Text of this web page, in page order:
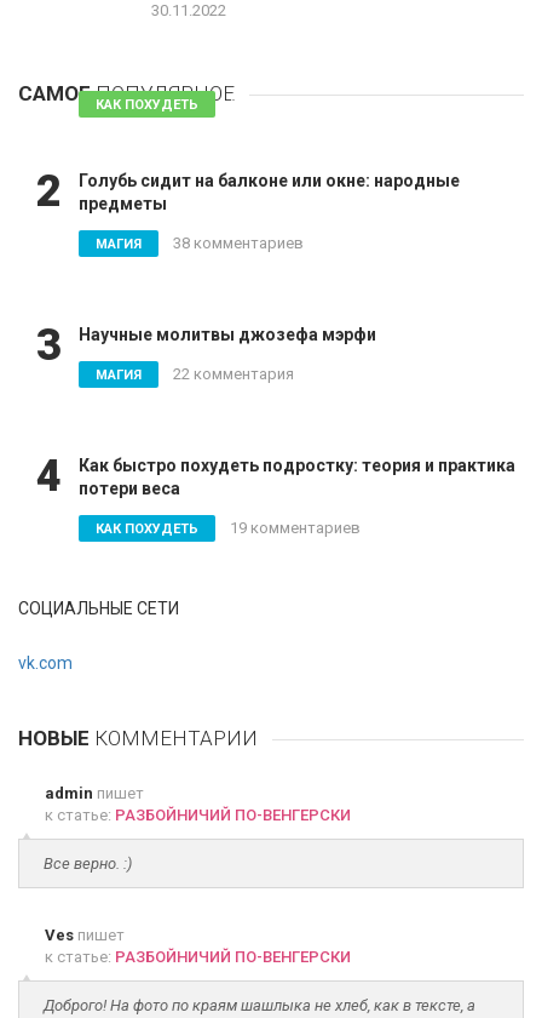
30.11.2022
САМОЕПОПУЛЯРНОЕ
КАК ПОХУДЕТЬ 81 комментарий
2
Голубь сидит на балконе или окне: народные
предметы
МАГИЯ 38 комментариев
3 Научные молитвы джозефа мэрфи
МАГИЯ 22 комментария
4
Как быстро похудеть подростку: теория и практика
потери веса
КАК ПОХУДЕТЬ 19 комментариев
СОЦИАЛЬНЫЕ СЕТИ
vk.com
НОВЫЕ КОММЕНТАРИИ
admin пишет
к статье: РАЗБОЙНИЧИЙ ПО-ВЕНГЕРСКИ
Все верно. :)
Ves пишет
к статье: РАЗБОЙНИЧИЙ ПО-ВЕНГЕРСКИ
Доброго! На фото по краям шашлыка не хлеб, как в тексте, а